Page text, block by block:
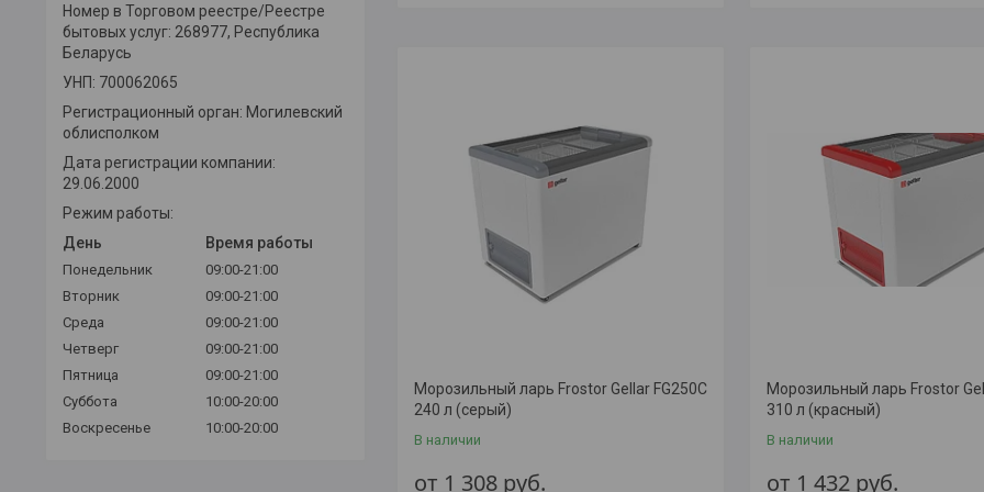
Морозильный ларь Frostor Gellar FG250C
240 л (серый)
В наличии
от 1 308 руб.
Морозильный ларь Frostor
310 л (красный)
В наличии
от 1 432 руб.
Номер в Торговом реестре/Реестре
бытовых услуг: 268977, Республика
Беларусь
УНП: 700062065
Регистрационный орган: Могилевский
облисполком
Дата регистрации компании:
29.06.2000
Режим работы:
День
Время работы
Понедельник
09:00-21:00
Вторник
09:00-21:00
Среда
09:00-21:00
Четверг
09:00-21:00
Пятница
09:00-21:00
Суббота
10:00-20:00
Воскресенье
10:00-20:00